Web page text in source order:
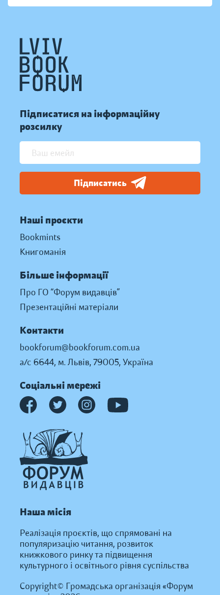
Підписатися на інформаційну
розсилку
Підписатись
Наші проєкти
Bookmints
Книгоманія
Більше інформації
Про ГО “Форум видавців”
Презентаційні матеріали
Контакти
bookforum@bookforum.com.ua
а/с 6644, м. Львів, 79005, Україна
Соціальні мережі
Наша місія
Реалізація проєктів, що спрямовані на
популяризацію читання, розвиток
книжкового ринку та підвищення
культурного і освітнього рівня суспільства
Copyright© Громадська організація «Форум